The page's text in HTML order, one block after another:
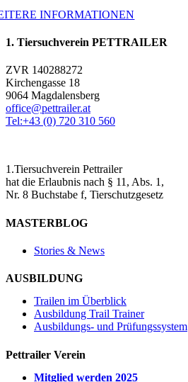
INFORMATIONEN
1. Tiersuchverein PETTRAILER
ZVR 140288272
Kirchengasse 18
9064 Magdalensberg
office@pettrailer.at
Tel:+43 (0) 720 310 560
1.Tiersuchverein Pettrailer
hat die Erlaubnis nach § 11, Abs. 1,
Nr. 8 Buchstabe f, Tierschutzgesetz
MASTERBLOG
Stories & News
AUSBILDUNG
Trailen im Überblick
Ausbildung Trail Trainer
Ausbildungs- und Prüfungssystem
Pettrailer Verein
Mitglied werden 2025